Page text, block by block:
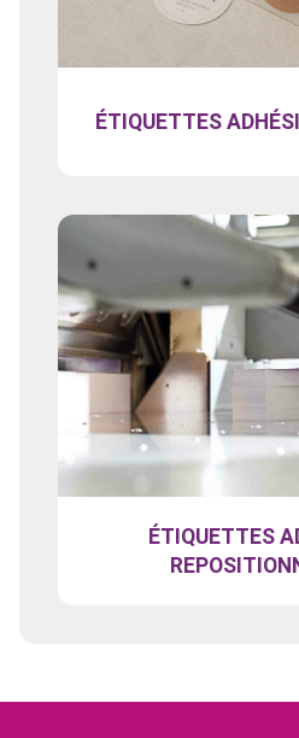
ÉTIQUETTES
ÉTIQUETTES